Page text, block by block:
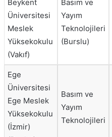
Beykent
Üniversitesi
Meslek
Yüksekokulu
(Vakıf)
Basım ve
Yayım
Teknolojileri
(Burslu)
Ege
Üniversitesi
Ege Meslek
Yüksekokulu
(İzmir)
Basım ve
Yayım
Teknolojileri